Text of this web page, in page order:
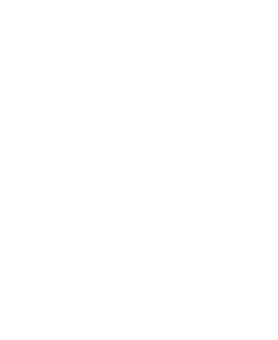
projet